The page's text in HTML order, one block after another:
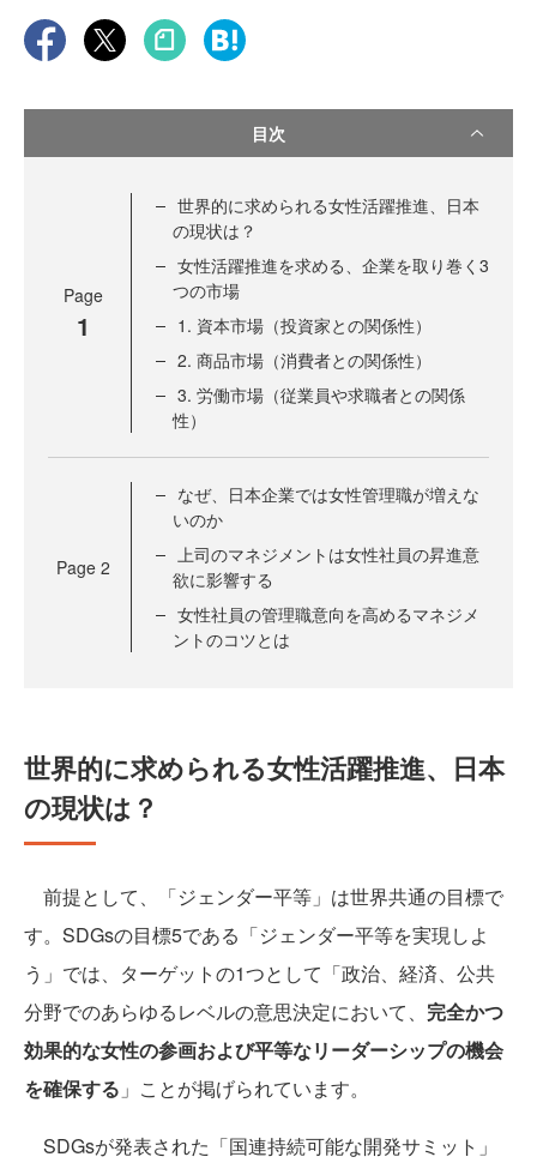
目次
Page
1
世界的に求められる女性活躍推進、日本
の現状は？
女性活躍推進を求める、企業を取り巻く3
つの市場
1. 資本市場（投資家との関係性）
2. 商品市場（消費者との関係性）
3. 労働市場（従業員や求職者との関係
性）
Page 2
なぜ、日本企業では女性管理職が増えな
いのか
上司のマネジメントは女性社員の昇進意
欲に影響する
女性社員の管理職意向を高めるマネジメ
ントのコツとは
世界的に求められる女性活躍推進、日本
の現状は？
前提として、「ジェンダー平等」は世界共通の目標で
す。SDGsの目標5である「ジェンダー平等を実現しよ
う」では、ターゲットの1つとして「政治、経済、公共
分野でのあらゆるレベルの意思決定において、 完全かつ
効果的な女性の参画および平等なリーダーシップの機会
を確保する 」ことが掲げられています。
SDGsが発表された「国連持続可能な開発サミット」